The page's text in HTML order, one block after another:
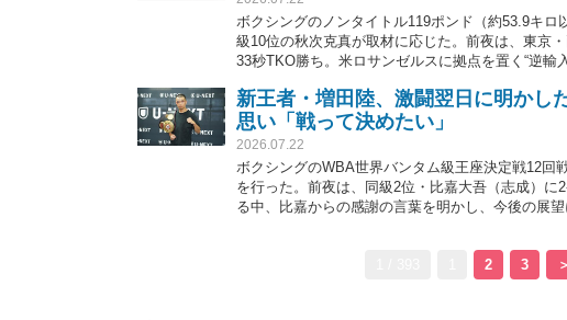
ボクシングのノンタイトル119ポンド（約53.9キ
級10位の秋次克真が取材に応じた。前夜は、東京
33秒TKO勝ち。米ロサンゼルスに拠点を置く“逆
敗。
新王者・増田陸、激闘翌日に明か
思い「戦って決めたい」
2026.07.22
ボクシングのWBA世界バンタム級王座決定戦12回
を行った。前夜は、同級2位・比嘉大吾（志成）に
る中、比嘉からの感謝の言葉を明かし、今後の展望
2 3 ＞